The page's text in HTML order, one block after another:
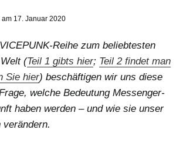
am 17. Januar 2020
Reihe zum beliebtesten
(Teil 1 gibts hier; Teil 2 findet man
Sie hier) beschäftigen wir uns diese
welche Bedeutung Messenger-
haben werden – und wie sie unser
verändern.